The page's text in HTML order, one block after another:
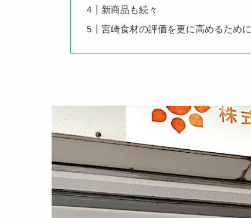
新商品も続々
宮崎食材の評価を更に高めるために